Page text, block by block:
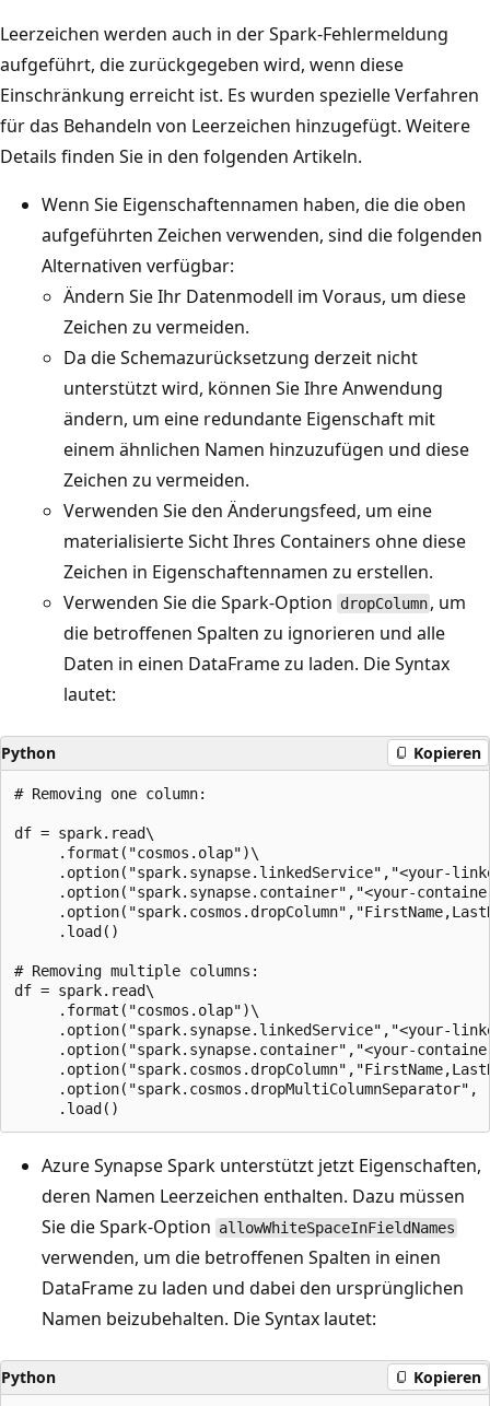
Leerzeichen werden auch in der Spark-Fehlermeldung
aufgeführt, die zurückgegeben wird, wenn diese
Einschränkung erreicht ist. Es wurden spezielle Verfahren
für das Behandeln von Leerzeichen hinzugefügt. Weitere
Details finden Sie in den folgenden Artikeln.
Wenn Sie Eigenschaftennamen haben, die die oben
aufgeführten Zeichen verwenden, sind die folgenden
Alternativen verfügbar:
Ändern Sie Ihr Datenmodell im Voraus, um diese
Zeichen zu vermeiden.
Da die Schemazurücksetzung derzeit nicht
unterstützt wird, können Sie Ihre Anwendung
ändern, um eine redundante Eigenschaft mit
einem ähnlichen Namen hinzuzufügen und diese
Zeichen zu vermeiden.
Verwenden Sie den Änderungsfeed, um eine
materialisierte Sicht Ihres Containers ohne diese
Zeichen in Eigenschaftennamen zu erstellen.
Verwenden Sie die Spark-Option dropColumn , um
die betroffenen Spalten zu ignorieren und alle
Daten in einen DataFrame zu laden. Die Syntax
lautet:
Python Kopieren
# Removing one column:
df = spark.read\
     .format("cosmos.olap")\
.option("spark.synapse.linkedService","<your-
.option("spark.synapse.container","<your-
     .load()
# Removing multiple columns:
df = spark.read\
     .format("cosmos.olap")\
.option("spark.synapse.linkedService","<your-
.option("spark.synapse.container","<your-
.option("spark.cosmos.dropMultiColumnSeparator",
Azure Synapse Spark unterstützt jetzt Eigenschaften,
deren Namen Leerzeichen enthalten. Dazu müssen
Sie die Spark-Option allowWhiteSpaceInFieldNames
verwenden, um die betroffenen Spalten in einen
DataFrame zu laden und dabei den ursprünglichen
Namen beizubehalten. Die Syntax lautet:
Python Kopieren